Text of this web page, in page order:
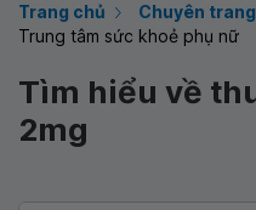
Trang chủ
Chuyên
Trung tâm sức khoẻ phụ nữ
Tìm hiểu về
2mg